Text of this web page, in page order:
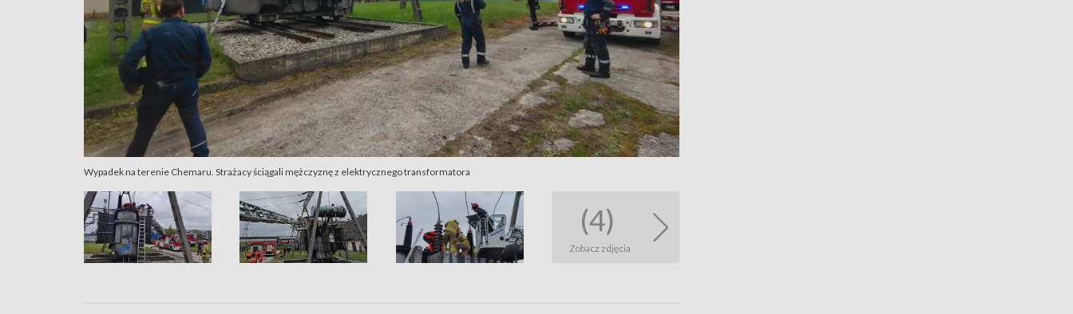
Wypadek na terenie Chemaru. Strażacy ściągali mężczyznę z elektrycznego transformatora
(4)
Zobacz zdjęcia